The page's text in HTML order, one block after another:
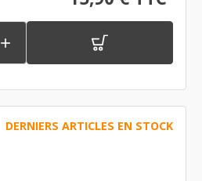

DERNIERS ARTICLES EN STOCK